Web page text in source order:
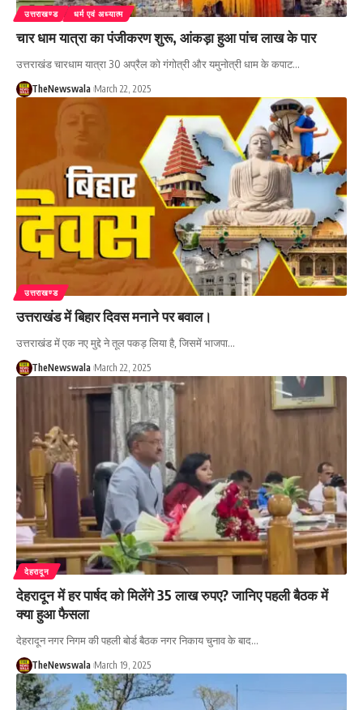
उत्तराखण्ड धर्म एवं अध्यात्म
चार धाम यात्रा का पंजीकरण शुरू, आंकड़ा हुआ पांच लाख के पार
उत्तराखंड चारधाम यात्रा 30 अप्रैल को गंगोत्री और यमुनोत्री धाम के कपाट…
TheNewswala March 22, 2025
उत्तराखण्ड
उत्तराखंड में बिहार दिवस मनाने पर बवाल।
उत्तराखंड में एक नए मुद्दे ने तूल पकड़ लिया है, जिसमें भाजपा…
TheNewswala March 22, 2025
देहरादून
देहरादून में हर पार्षद को मिलेंगे 35 लाख रुपए? जानिए पहली बैठक में
क्या हुआ फैसला
देहरादून नगर निगम की पहली बोर्ड बैठक नगर निकाय चुनाव के बाद…
TheNewswala March 19, 2025